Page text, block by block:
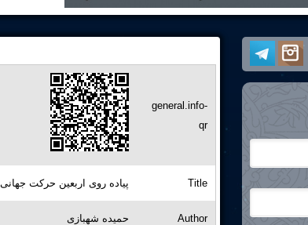
general.info-
qr
Title پیاده روی اربعین حرکت جهانی
Author حمیده شهبازی